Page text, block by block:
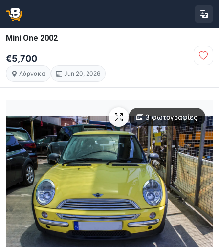
Mini One 2002
€5,700
Λάρνακα Jun 20, 2026
3 φωτογραφίες